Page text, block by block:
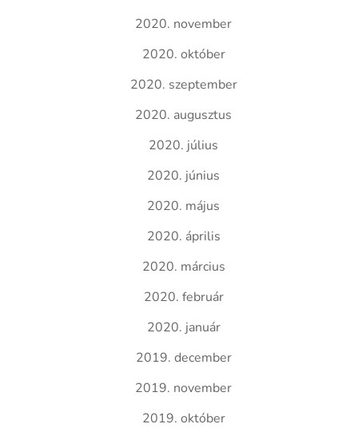
2020. november
2020. október
2020. szeptember
2020. augusztus
2020. július
2020. június
2020. május
2020. április
2020. március
2020. február
2020. január
2019. december
2019. november
2019. október